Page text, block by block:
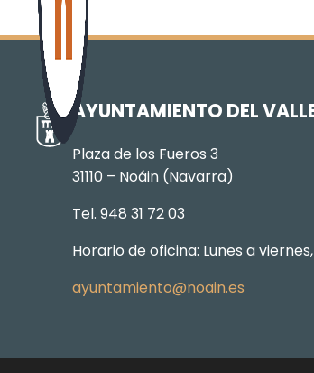
AYUNTAMIENTO DEL
Plaza de los Fueros 3
31110 – Noáin (Navarra)
Tel. 948 31 72 03
Horario de oficina: Lunes a
ayuntamiento@noain.es